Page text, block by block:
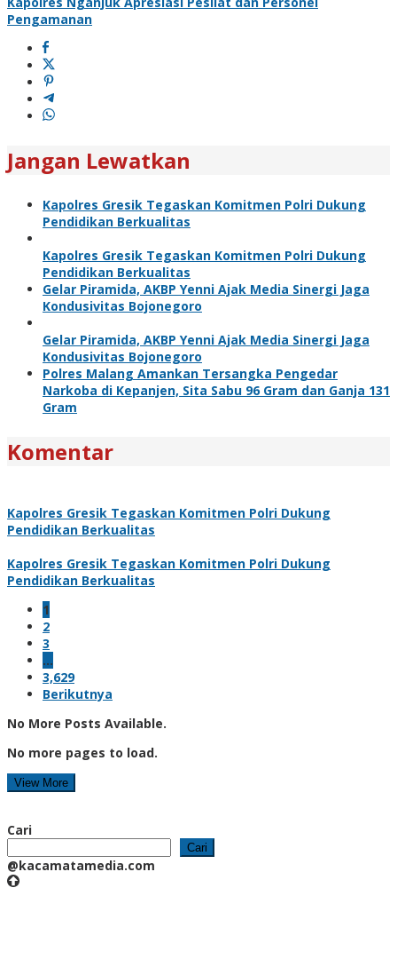
Pengamanan
Jangan Lewatkan
Kapolres Gresik Tegaskan Komitmen Polri Dukung
Pendidikan Berkualitas
Kapolres Gresik Tegaskan Komitmen Polri Dukung
Pendidikan Berkualitas
Gelar Piramida, AKBP Yenni Ajak Media Sinergi Jaga
Kondusivitas Bojonegoro
Gelar Piramida, AKBP Yenni Ajak Media Sinergi Jaga
Kondusivitas Bojonegoro
Polres Malang Amankan Tersangka Pengedar
Narkoba di Kepanjen, Sita Sabu 96 Gram dan Ganja 131
Gram
Komentar
Kapolres Gresik Tegaskan Komitmen Polri Dukung
Pendidikan Berkualitas
Kapolres Gresik Tegaskan Komitmen Polri Dukung
Pendidikan Berkualitas
1
2
3
…
3,629
Berikutnya
No More Posts Available.
No more pages to load.
View More
Cari
Cari
@kacamatamedia.com